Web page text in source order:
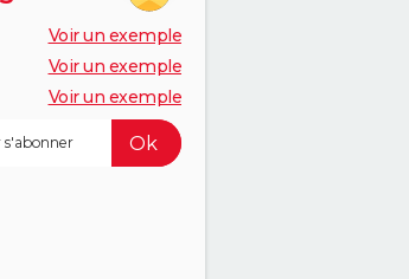
Voir un exemple
Voir un exemple
Voir un exemple